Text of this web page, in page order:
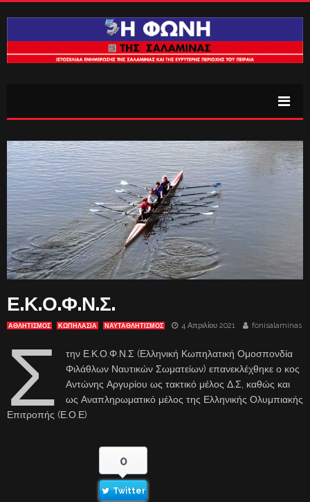
Ε.Κ.Ο.Φ.Ν.Σ.
ΑΘΛΗΤΙΣΜΟΣ ΚΩΠΗΛΑΣΊΑ ΝΑΥΤΑΘΛΗΤΙΣΜΟΣ 4 Απριλίου 2021 fonisalaminas
Σ
την Ε.Κ.Ο.Φ.Ν.Σ (Ελληνική Κωπηλατική Ομοσπονδία
Φιλάθλων Ναυτικών Σωματείων) επανεκλέχθηκε ο κος
Αντώνης Αργυρίου ως τακτικό μέλος Δ.Σ, καθώς και
ως Αναπληρωματικό μέλος της Ελληνικής Ολυμπιακής
Επιτροπής (Ε.Ο.Ε)
0
Twitter